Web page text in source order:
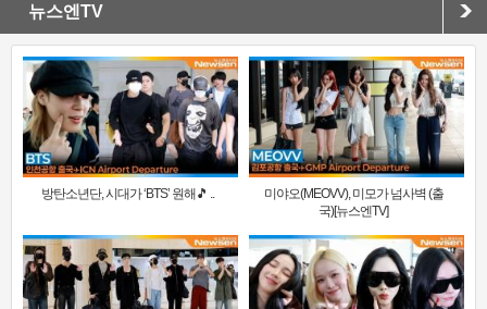
뉴스엔TV
방탄소년단, 시대가 ‘BTS’ 원해🎵 ..
미야오(MEOVV), 미모가 넘사벽 (출
국)[뉴스엔TV]